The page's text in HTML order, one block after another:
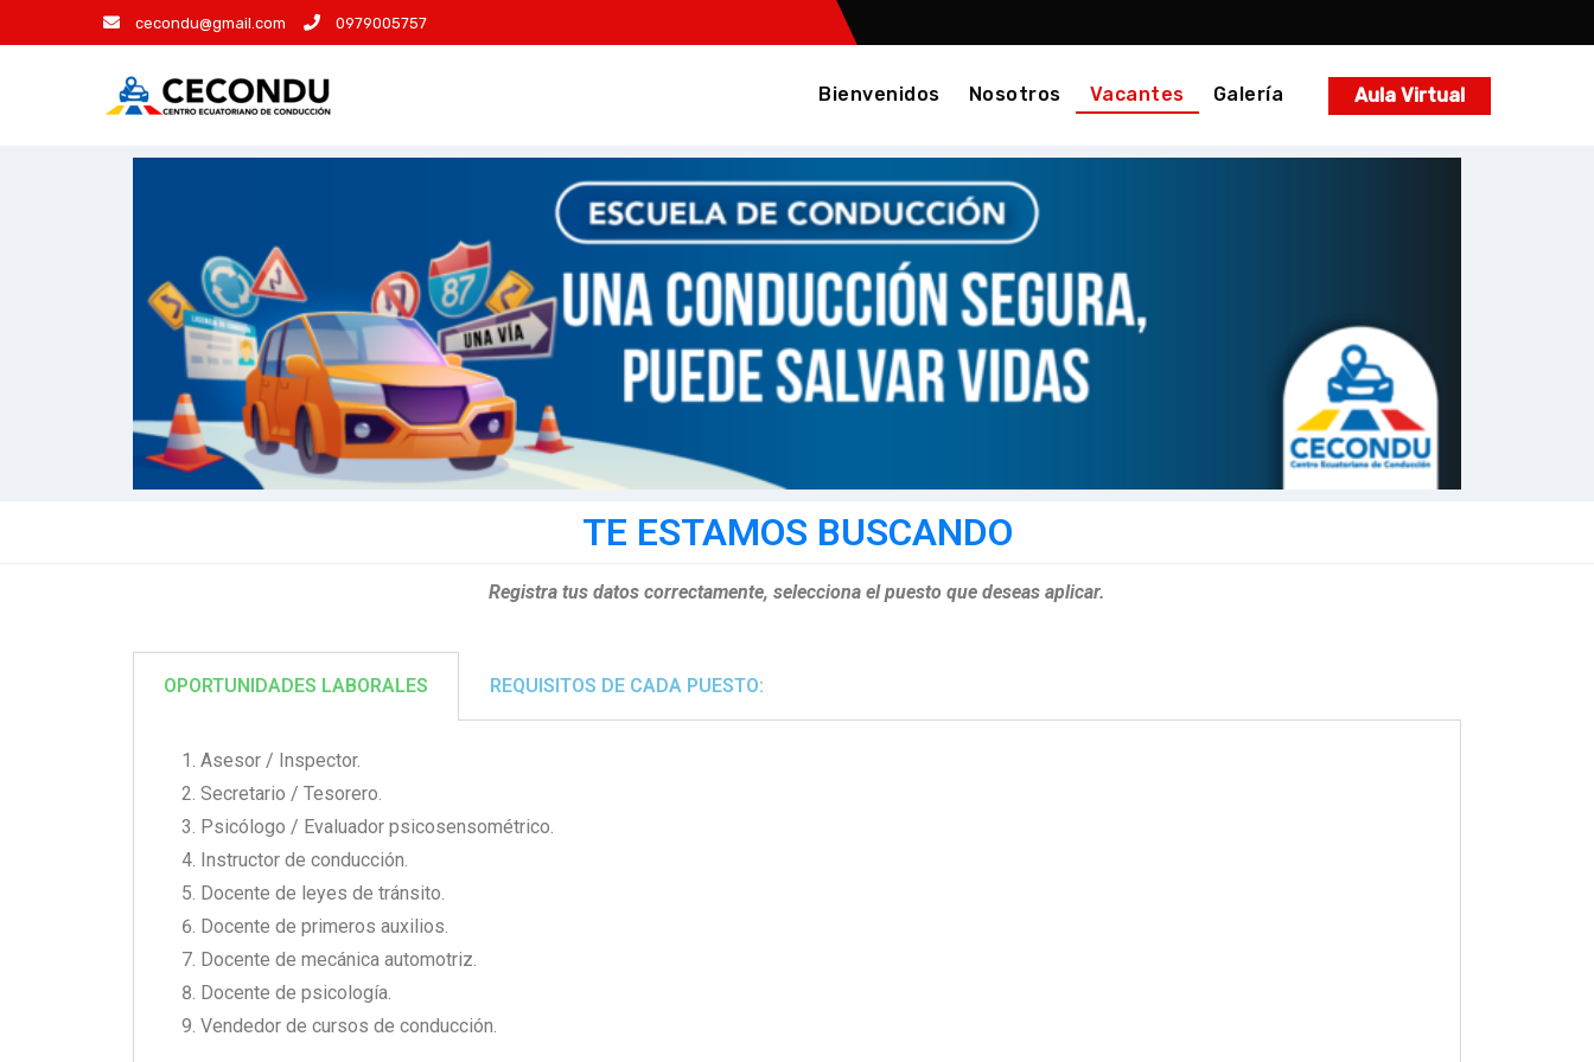
cecondu@gmail.com 0979005757
Bienvenidos Nosotros Vacantes Galería Aula Virtual
TE ESTAMOS BUSCANDO
Registra tus datos correctamente, selecciona el puesto que deseas aplicar.
OPORTUNIDADES LABORALES REQUISITOS DE CADA PUESTO:
Asesor / Inspector.
Secretario / Tesorero.
Psicólogo / Evaluador psicosensométrico.
Instructor de conducción.
Docente de leyes de tránsito.
Docente de primeros auxilios.
Docente de mecánica automotriz.
Docente de psicología.
Vendedor de cursos de conducción.